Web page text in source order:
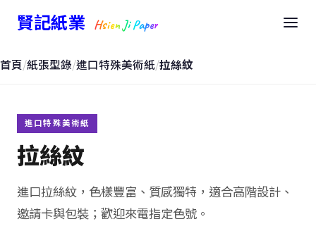
賢記紙業 Hsien Ji Paper
首頁/紙張型錄/進口特殊美術紙/拉絲紋
進口特殊美術紙
拉絲紋
進口拉絲紋，色樣豐富、質感獨特，適合高階設計、
邀請卡與包裝；歡迎來電指定色號。